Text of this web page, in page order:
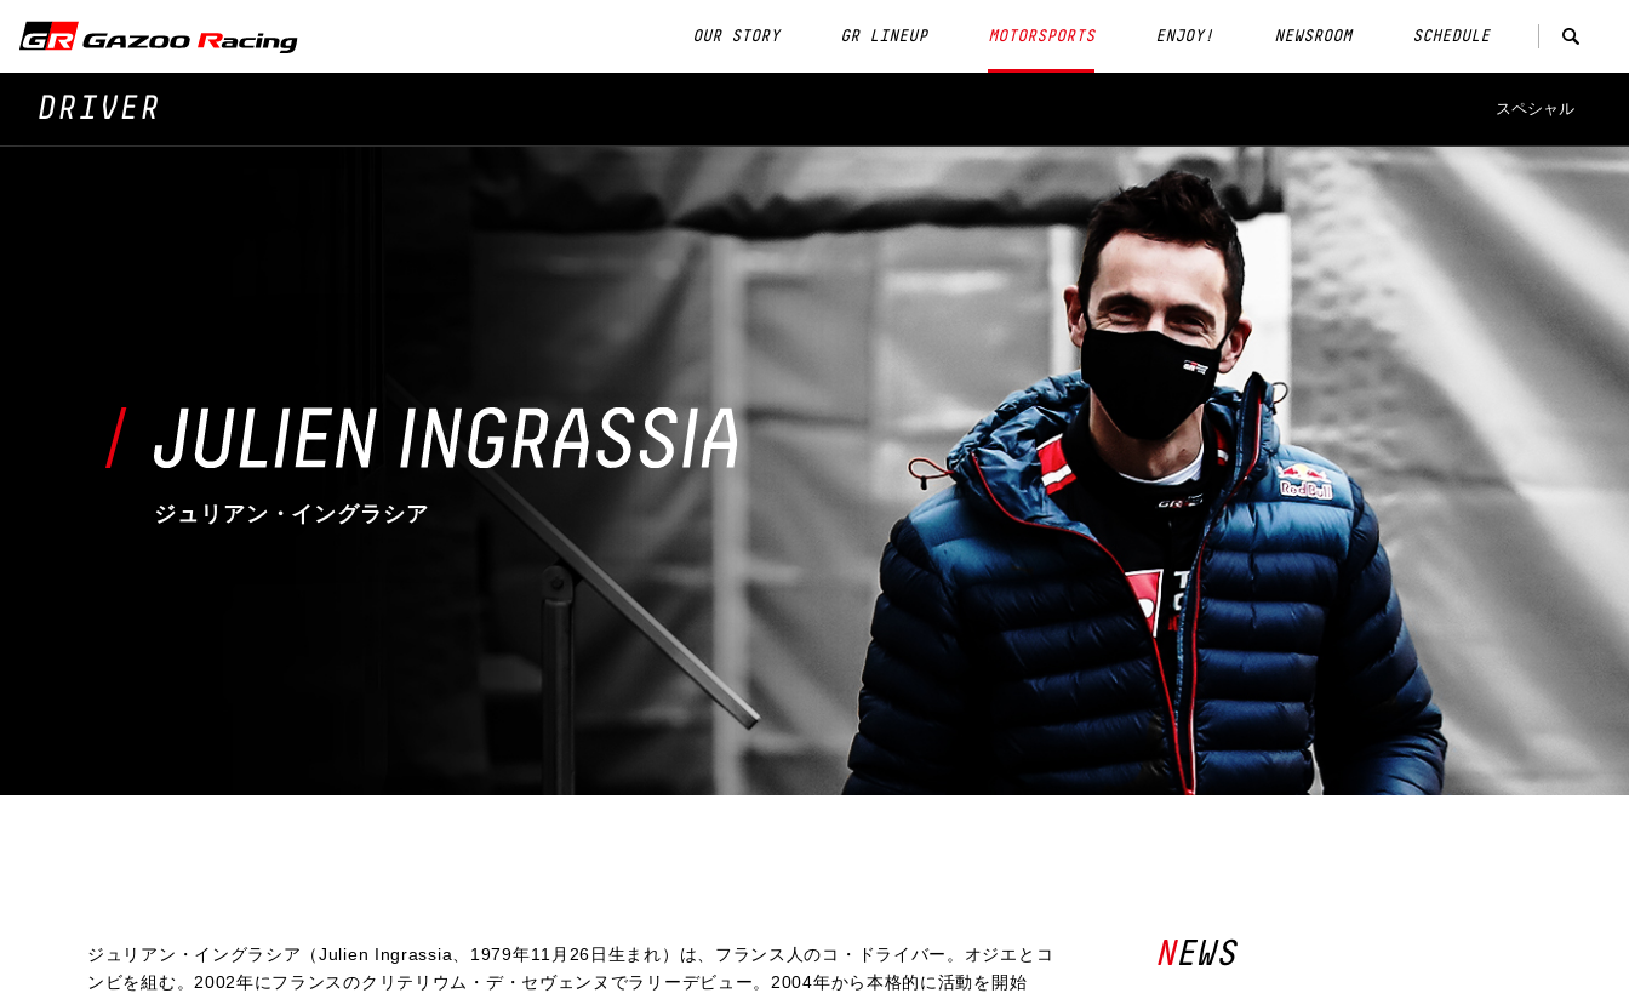
OUR STORY GR LINEUP MOTORSPORTS ENJOY! NEWSROOM SCHEDULE
DRIVER スペシャル
ジュリアン・イングラシア
ジュリアン・イングラシア（Julien Ingrassia、1979年11月26日生まれ）は、フランス人のコ・ドライバー。オジエとコ
ンビを組む。2002年にフランスのクリテリウム・デ・セヴェンヌでラリーデビュー。2004年から本格的に活動を開始
NEWS